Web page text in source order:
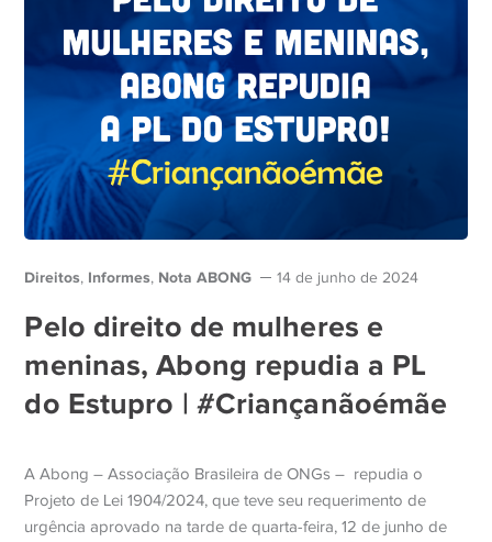
Direitos, Informes, Nota ABONG 14 de junho de 2024
Pelo direito de mulheres e
meninas, Abong repudia a PL
do Estupro | #Criançanãoémãe
A Abong – Associação Brasileira de ONGs – repudia o
Projeto de Lei 1904/2024, que teve seu requerimento de
urgência aprovado na tarde de quarta-feira, 12 de junho de